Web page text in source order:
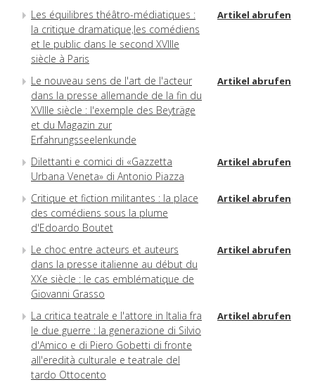
Les équilibres théâtro-médiatiques :
la critique dramatique,les comédiens
et le public dans le second XVIIIe
siècle à Paris
Artikel abrufen
Le nouveau sens de l'art de l'acteur
dans la presse allemande de la fin du
XVIIIe siècle : l'exemple des Beyträge
et du Magazin zur
Erfahrungsseelenkunde
Artikel abrufen
Dilettanti e comici di «Gazzetta
Urbana Veneta» di Antonio Piazza
Artikel abrufen
Critique et fiction militantes : la place
des comédiens sous la plume
d'Edoardo Boutet
Artikel abrufen
Le choc entre acteurs et auteurs
dans la presse italienne au début du
XXe siècle : le cas emblématique de
Giovanni Grasso
Artikel abrufen
La critica teatrale e l'attore in Italia fra
le due guerre : la generazione di Silvio
d'Amico e di Piero Gobetti di fronte
all'eredità culturale e teatrale del
tardo Ottocento
Artikel abrufen